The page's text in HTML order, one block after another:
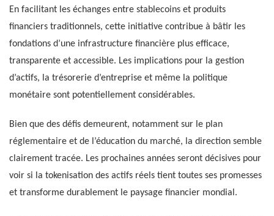
En facilitant les échanges entre stablecoins et produits
financiers traditionnels, cette initiative contribue à bâtir les
fondations d’une infrastructure financière plus efficace,
transparente et accessible. Les implications pour la gestion
d’actifs, la trésorerie d’entreprise et même la politique
monétaire sont potentiellement considérables.
Bien que des défis demeurent, notamment sur le plan
réglementaire et de l’éducation du marché, la direction semble
clairement tracée. Les prochaines années seront décisives pour
voir si la tokenisation des actifs réels tient toutes ses promesses
et transforme durablement le paysage financier mondial.